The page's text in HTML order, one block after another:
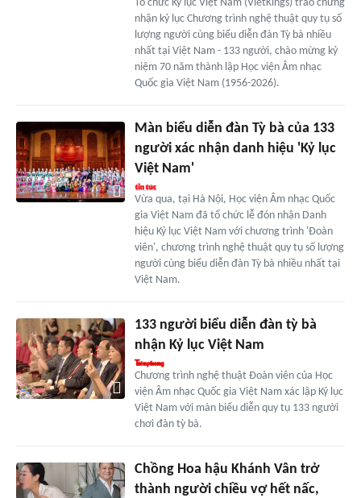
Tổ chức Kỷ lục Việt Nam (VietKings) trao chứng
nhận kỷ lục Chương trình nghệ thuật quy tụ số
lượng người cùng biểu diễn đàn Tỳ bà nhiều
nhất tại Việt Nam - 133 người, chào mừng kỷ
niệm 70 năm thành lập Học viện Âm nhạc
Quốc gia Việt Nam (1956-2026).
Màn biểu diễn đàn Tỳ bà của 133
người xác nhận danh hiệu 'Kỷ lục
Việt Nam'
Vừa qua, tại Hà Nội, Học viện Âm nhạc Quốc
gia Việt Nam đã tổ chức lễ đón nhận Danh
hiệu Kỷ lục Việt Nam với chương trình 'Đoàn
viên', chương trình nghệ thuật quy tụ số lượng
người cùng biểu diễn đàn Tỳ bà nhiều nhất tại
Việt Nam.
133 người biểu diễn đàn tỳ bà
nhận Kỷ lục Việt Nam
Chương trình nghệ thuật Đoàn viên của Học
viện Âm nhạc Quốc gia Việt Nam xác lập Kỷ lục
Việt Nam với màn biểu diễn quy tụ 133 người
chơi đàn tỳ bà.
Chồng Hoa hậu Khánh Vân trở
thành người chiều vợ hết nấc,